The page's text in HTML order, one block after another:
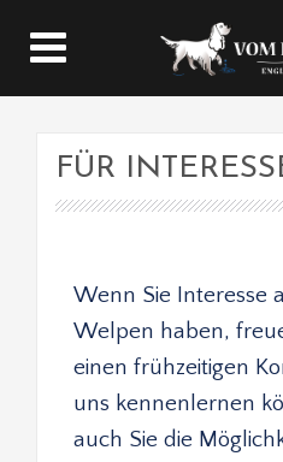
FÜR
Wenn Sie Interesse
Welpen haben,
einen frühzeitigen
uns kennenlernen
auch Sie die